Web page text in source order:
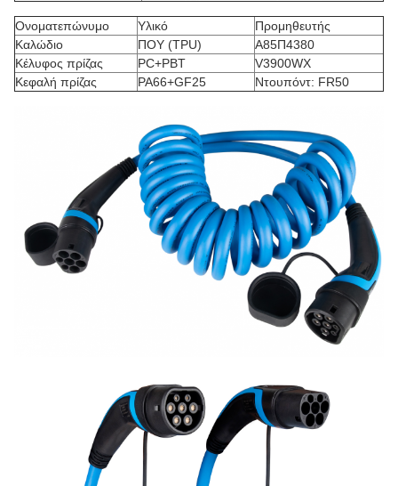
Ονοματεπώνυμο Υλικό
Προμηθευτής
Καλώδιο
ΠΟΥ (TPU)
Α85Π4380
Κέλυφος πρίζας
PC+PBT
V3900WX
Κεφαλή πρίζας
PA66+GF25 Ντουπόντ: FR50